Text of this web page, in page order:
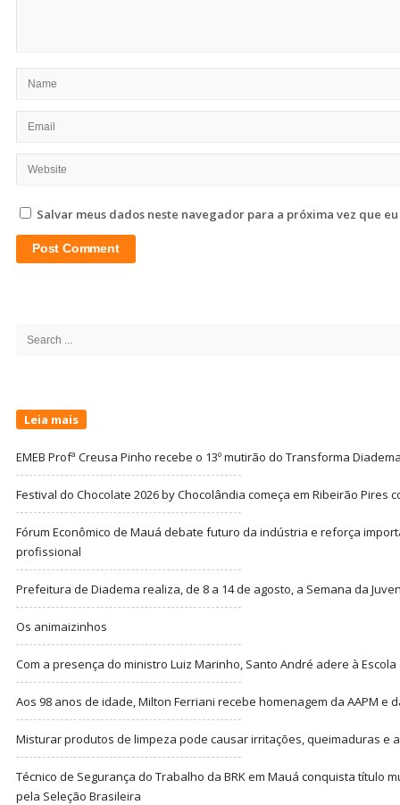
Salvar meus dados neste navegador para a próxima vez que
Search
Leia mais
EMEB Profª Creusa Pinho recebe o 13º mutirão do Transforma
Festival do Chocolate 2026 by Chocolândia começa em Ribeirão Pires
Fórum Econômico de Mauá debate futuro da indústria e reforça
profissional
Prefeitura de Diadema realiza, de 8 a 14 de agosto, a Semana da
Os animaizinhos
Com a presença do ministro Luiz Marinho, Santo André adere à
Aos 98 anos de idade, Milton Ferriani recebe homenagem da AAPM e
Misturar produtos de limpeza pode causar irritações, queimaduras e
Técnico de Segurança do Trabalho da BRK em Mauá conquista título
pela Seleção Brasileira